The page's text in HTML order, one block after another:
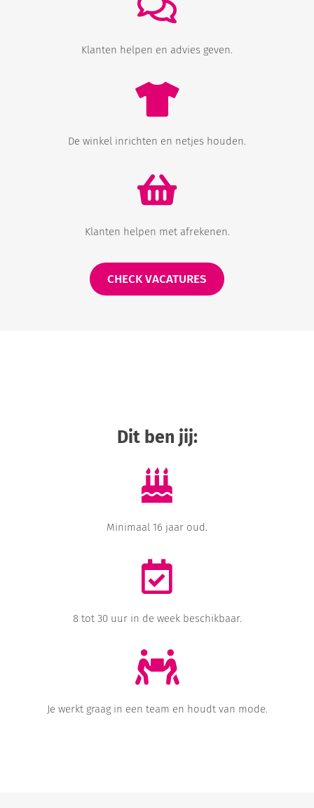
Klanten helpen en advies geven.
De winkel inrichten en netjes houden.
Klanten helpen met afrekenen.
CHECK VACATURES
Dit ben jij:
Minimaal 16 jaar oud.
8 tot 30 uur in de week beschikbaar.
Je werkt graag in een team en houdt van mode.